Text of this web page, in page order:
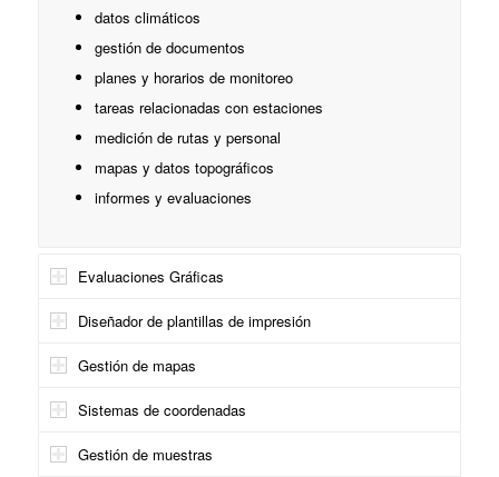
datos climáticos
gestión de documentos
planes y horarios de monitoreo
tareas relacionadas con estaciones
medición de rutas y personal
mapas y datos topográficos
informes y evaluaciones
Evaluaciones Gráficas
Diseñador de plantillas de impresión
Gestión de mapas
Sistemas de coordenadas
Gestión de muestras